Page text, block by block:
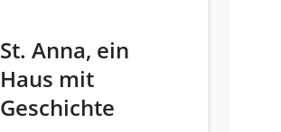
St. Anna, ein
Haus mit
Geschichte